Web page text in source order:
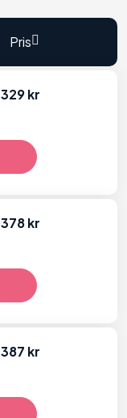
Pris
329 kr
378 kr
387 kr